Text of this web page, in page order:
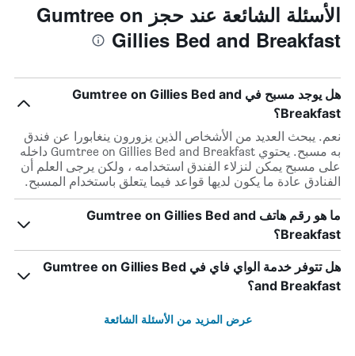
الأسئلة الشائعة عند حجز Gumtree on
Gillies Bed and Breakfast
هل يوجد مسبح في Gumtree on Gillies Bed and
Breakfast؟
نعم. يبحث العديد من الأشخاص الذين يزورون ينغابورا عن فندق
به مسبح. يحتوي Gumtree on Gillies Bed and Breakfast داخله
على مسبح يمكن لنزلاء الفندق استخدامه ، ولكن يرجى العلم أن
الفنادق عادة ما يكون لديها قواعد فيما يتعلق باستخدام المسبح.
ما هو رقم هاتف Gumtree on Gillies Bed and
Breakfast؟
هل تتوفر خدمة الواي فاي في Gumtree on Gillies Bed
and Breakfast؟
عرض المزيد من الأسئلة الشائعة